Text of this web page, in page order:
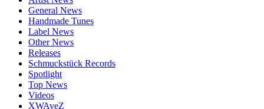
General News
Handmade Tunes
Label News
Other News
Releases
Schmuckstück Records
Spotlight
Top News
Videos
XWAveZ